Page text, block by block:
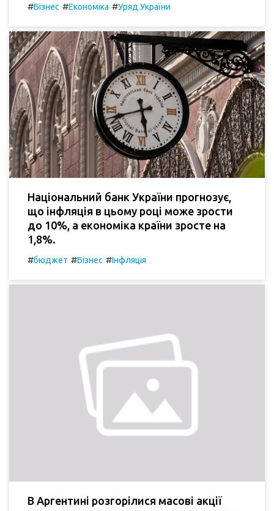
#Бізнес #Економіка #Уряд України
Національний банк України прогнозує,
що інфляція в цьому році може зрости
до 10%, а економіка країни зросте на
1,8%.
#бюджет #Бізнес #Інфляція
В Аргентині розгорілися масові акції